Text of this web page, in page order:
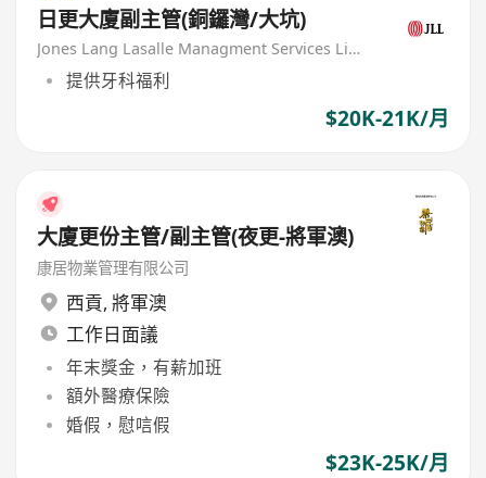
日更大廈副主管(銅鑼灣/大坑)
Jones Lang Lasalle Managment Services Limited
提供牙科福利
$20K-21K/月
大廈更份主管/副主管(夜更-將軍澳)
康居物業管理有限公司
西貢, 將軍澳
工作日面議
年末獎金，有薪加班
額外醫療保險
婚假，慰唁假
$23K-25K/月